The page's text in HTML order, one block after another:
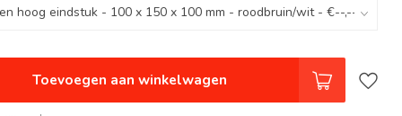
Toevoegen aan winkelwagen